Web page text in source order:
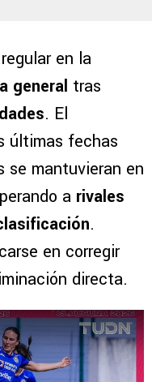
en la
general tras
. El
últimas fechas
se mantuvieran en
a rivales
.
en corregir
directa.